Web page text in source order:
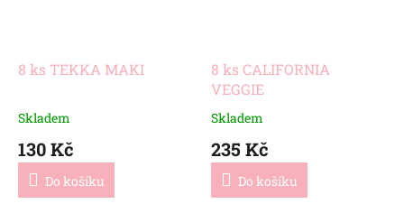
8 ks TEKKA MAKI
Skladem
130 Kč
Do košíku
8 ks CALIFORNIA
VEGGIE
Skladem
235 Kč
Do košíku